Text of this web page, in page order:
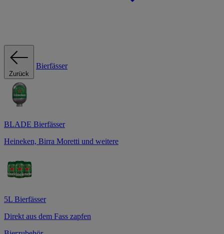
Zurück
Bierfässer
BLADE Bierfässer
Heineken, Birra Moretti und weitere
5L Bierfässer
Direkt aus dem Fass zapfen